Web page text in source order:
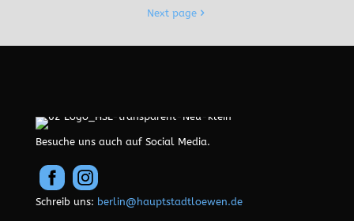
Next page
Besuche uns auch auf Social Media.
Schreib uns: berlin@hauptstadtloewen.de